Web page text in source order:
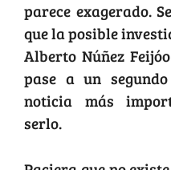
parece exagerado.
que la posible
Alberto Núñez
pase a un
noticia más
serlo.